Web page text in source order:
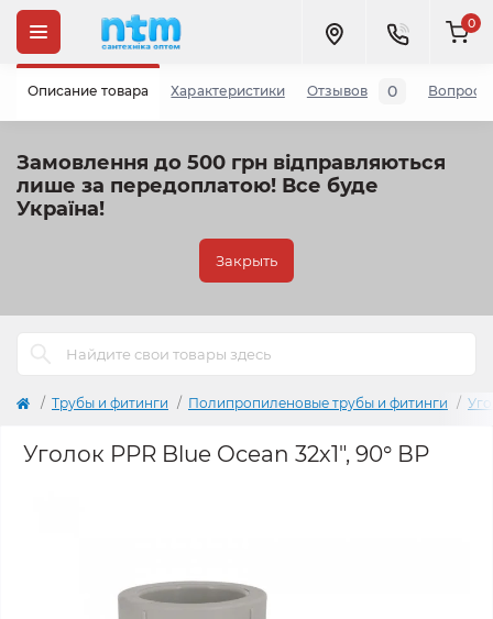
Замовлення до 500 грн відправляються
лише за передоплатою! Все буде
Україна!
Закрыть
0
Трубы и фитинги Полипропиленовые трубы и фитинги
Уголок PPR Blue Ocean 32х1", 90° ВР
Описание товара Характеристики Отзывов 0 Вопросы